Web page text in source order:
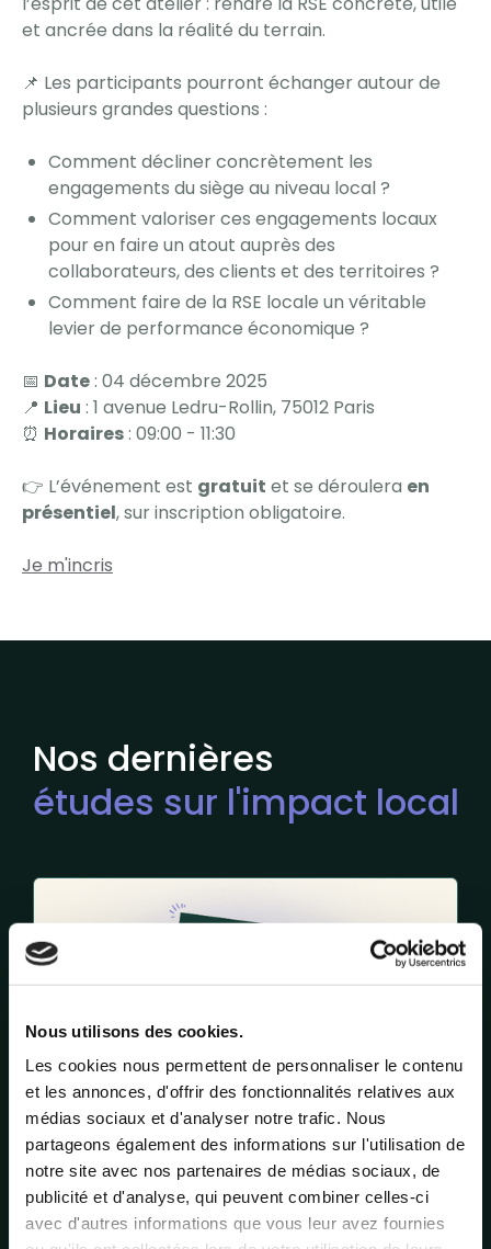
Nous utilisons des cookies.
Les cookies nous permettent de personnaliser le contenu
et les annonces, d'offrir des fonctionnalités relatives aux
médias sociaux et d'analyser notre trafic. Nous
partageons également des informations sur l'utilisation de
notre site avec nos partenaires de médias sociaux, de
publicité et d'analyse, qui peuvent combiner celles-ci
avec d'autres informations que vous leur avez fournies
et ancrée dans la réalité du terrain.
📌 Les participants pourront échanger autour de
plusieurs grandes questions :
Comment décliner concrètement les
engagements du siège au niveau local ?
Comment valoriser ces engagements locaux
pour en faire un atout auprès des
collaborateurs, des clients et des territoires ?
Comment faire de la RSE locale un véritable
levier de performance économique ?
​📅 Date: 04 décembre 2025
​📍 Lieu : 1 avenue Ledru-Rollin, 75012 Paris
​⏰ Horaires: 09:00 - 11:30
👉 L’événement est gratuit et se déroulera en
présentiel, sur inscription obligatoire.
Je m'incris
Nos dernières
études sur l'impact local
Comment INTERSPORT et Easy Cash transforment
l'engagement dans leurs réseaux